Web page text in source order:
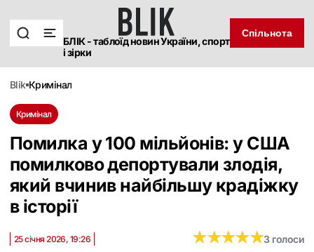
БЛІК - таблоїд новин України, спорт
і зірки
Спільнота
blik кримінал
Кримінал
Помилка у 100 мільйонів: у США
помилково депортували злодія,
який вчинив найбільшу крадіжку
в історії
25 січня 2026, 19:26 ★★★★★
★★★★★3 голоси